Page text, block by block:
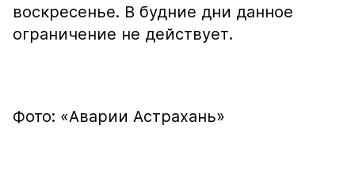
воскресенье. В будние дни данное
ограничение не действует.
Фото: «Аварии Астрахань»